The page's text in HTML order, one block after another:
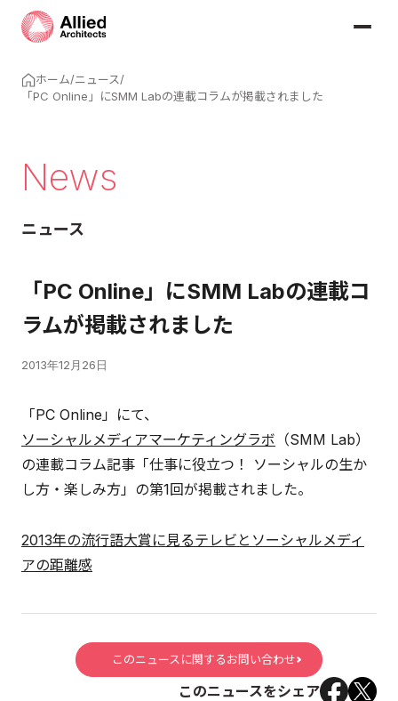
ホーム/ニュース/
「PC Online」にSMM Labの連載コラムが掲載されました
News
ニュース
「PC Online」にSMM Labの連載コ
ラムが掲載されました
2013年12月26日
「PC Online」にて、
ソーシャルメディアマーケティングラボ （SMM Lab）
の連載コラム記事「仕事に役立つ！ ソーシャルの生か
し方・楽しみ方」の第1回が掲載されました。
2013年の流行語大賞に見るテレビとソーシャルメディ
アの距離感
このニュースに関するお問い合わせ
このニュースをシェア